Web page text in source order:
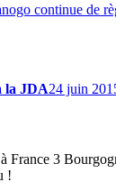
continue de
la JDA24 juin
3
!